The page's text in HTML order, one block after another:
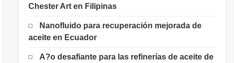
Chester Art en Filipinas
Nanofluido para recuperación mejorada de
aceite en Ecuador
A?o desafiante para las refinerías de aceite de